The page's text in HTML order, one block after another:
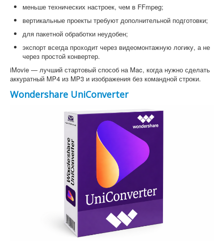
меньше технических настроек, чем в FFmpeg;
вертикальные проекты требуют дополнительной подготовки;
для пакетной обработки неудобен;
экспорт всегда проходит через видеомонтажную логику, а не
через простой конвертер.
iMovie — лучший стартовый способ на Mac, когда нужно сделать
аккуратный MP4 из MP3 и изображения без командной строки.
Wondershare UniConverter